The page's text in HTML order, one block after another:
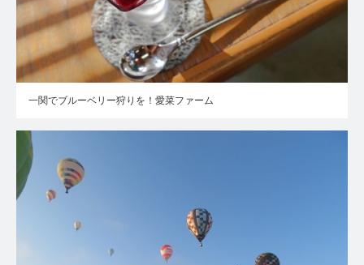
一関でブルーベリー狩りを！愛菜ファーム